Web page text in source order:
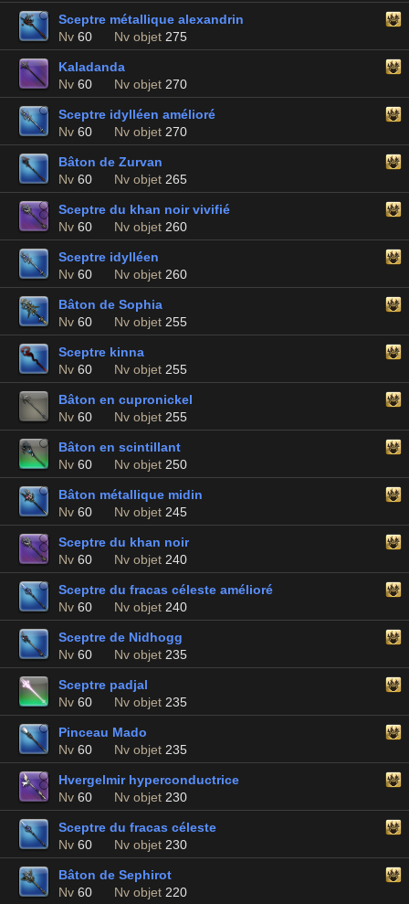
Sceptre métallique alexandrin
Nv 60 Nv objet 275
Kaladanda
Nv 60 Nv objet 270
Sceptre idylléen amélioré
Nv 60 Nv objet 270
Bâton de Zurvan
Nv 60 Nv objet 265
Sceptre du khan noir vivifié
Nv 60 Nv objet 260
Sceptre idylléen
Nv 60 Nv objet 260
Bâton de Sophia
Nv 60 Nv objet 255
Sceptre kinna
Nv 60 Nv objet 255
Bâton en cupronickel
Nv 60 Nv objet 255
Bâton en scintillant
Nv 60 Nv objet 250
Bâton métallique midin
Nv 60 Nv objet 245
Sceptre du khan noir
Nv 60 Nv objet 240
Sceptre du fracas céleste amélioré
Nv 60 Nv objet 240
Sceptre de Nidhogg
Nv 60 Nv objet 235
Sceptre padjal
Nv 60 Nv objet 235
Pinceau Mado
Nv 60 Nv objet 235
Hvergelmir hyperconductrice
Nv 60 Nv objet 230
Sceptre du fracas céleste
Nv 60 Nv objet 230
Bâton de Sephirot
Nv 60 Nv objet 220